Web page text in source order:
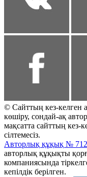
© Сайттың кез-
көшіру, сондай-ақ
мақсатта сайттың кез-
сілтемесіз.
Авторлық құқық №
авторлық құқықты
компаниясында
кепілдік берілген.